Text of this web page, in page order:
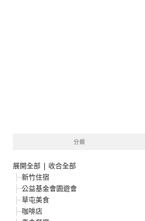
分類
展開全部 | 收合全部
新竹住宿
公益基金會園遊會
草屯美食
咖啡店